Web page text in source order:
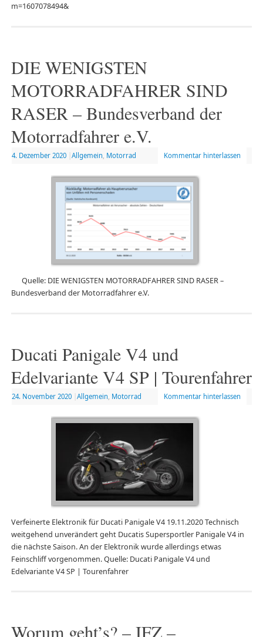
m=1607078494&
DIE WENIGSTEN
MOTORRADFAHRER SIND
RASER – Bundesverband der
Motorradfahrer e.V.
4. Dezember 2020 Allgemein Motorrad Kommentar hinterlassen
Quelle: DIE WENIGSTEN MOTORRADFAHRER SIND RASER –
Bundesverband der Motorradfahrer e.V.
Ducati Panigale V4 und
Edelvariante V4 SP | Tourenfahrer
24. November 2020 Allgemein Motorrad Kommentar hinterlassen
Verfeinerte Elektronik für Ducati Panigale V4 19.11.2020 Technisch
weitgehend unverändert geht Ducatis Supersportler Panigale V4 in
die nächste Saison. An der Elektronik wurde allerdings etwas
Feinschliff vorgenommen. Quelle: Ducati Panigale V4 und
Edelvariante V4 SP | Tourenfahrer
Worum geht’s? – IFZ –